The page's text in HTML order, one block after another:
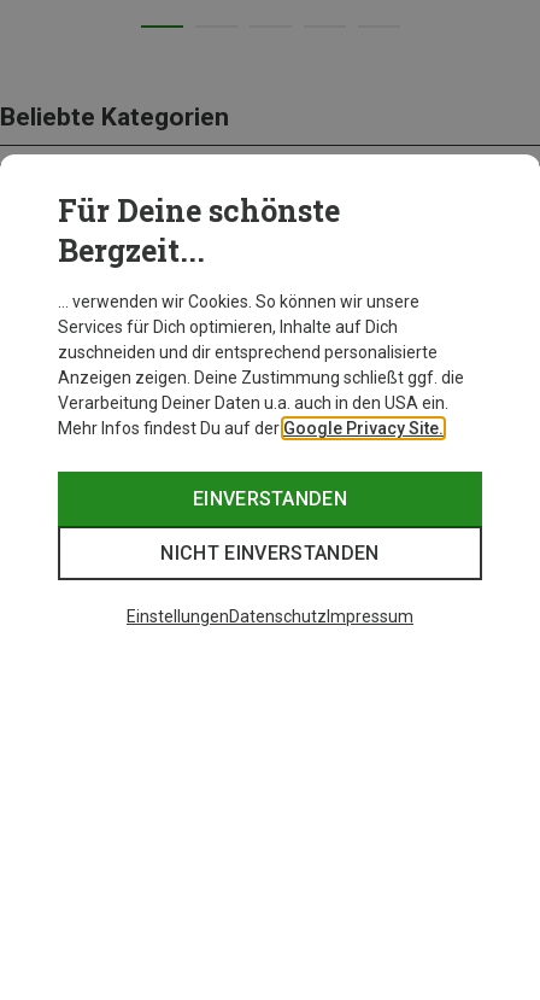
Beliebte Kategorien
BEKLEIDUNG
Für Deine schönste
Bergzeit...
… verwenden wir Cookies. So können wir unsere
Services für Dich optimieren, Inhalte auf Dich
zuschneiden und dir entsprechend personalisierte
Anzeigen zeigen. Deine Zustimmung schließt ggf. die
Verarbeitung Deiner Daten u.a. auch in den USA ein.
Mehr Infos findest Du auf der Google Privacy Site.
EINVERSTANDEN
NICHT EINVERSTANDEN
EinstellungenDatenschutz Impressum